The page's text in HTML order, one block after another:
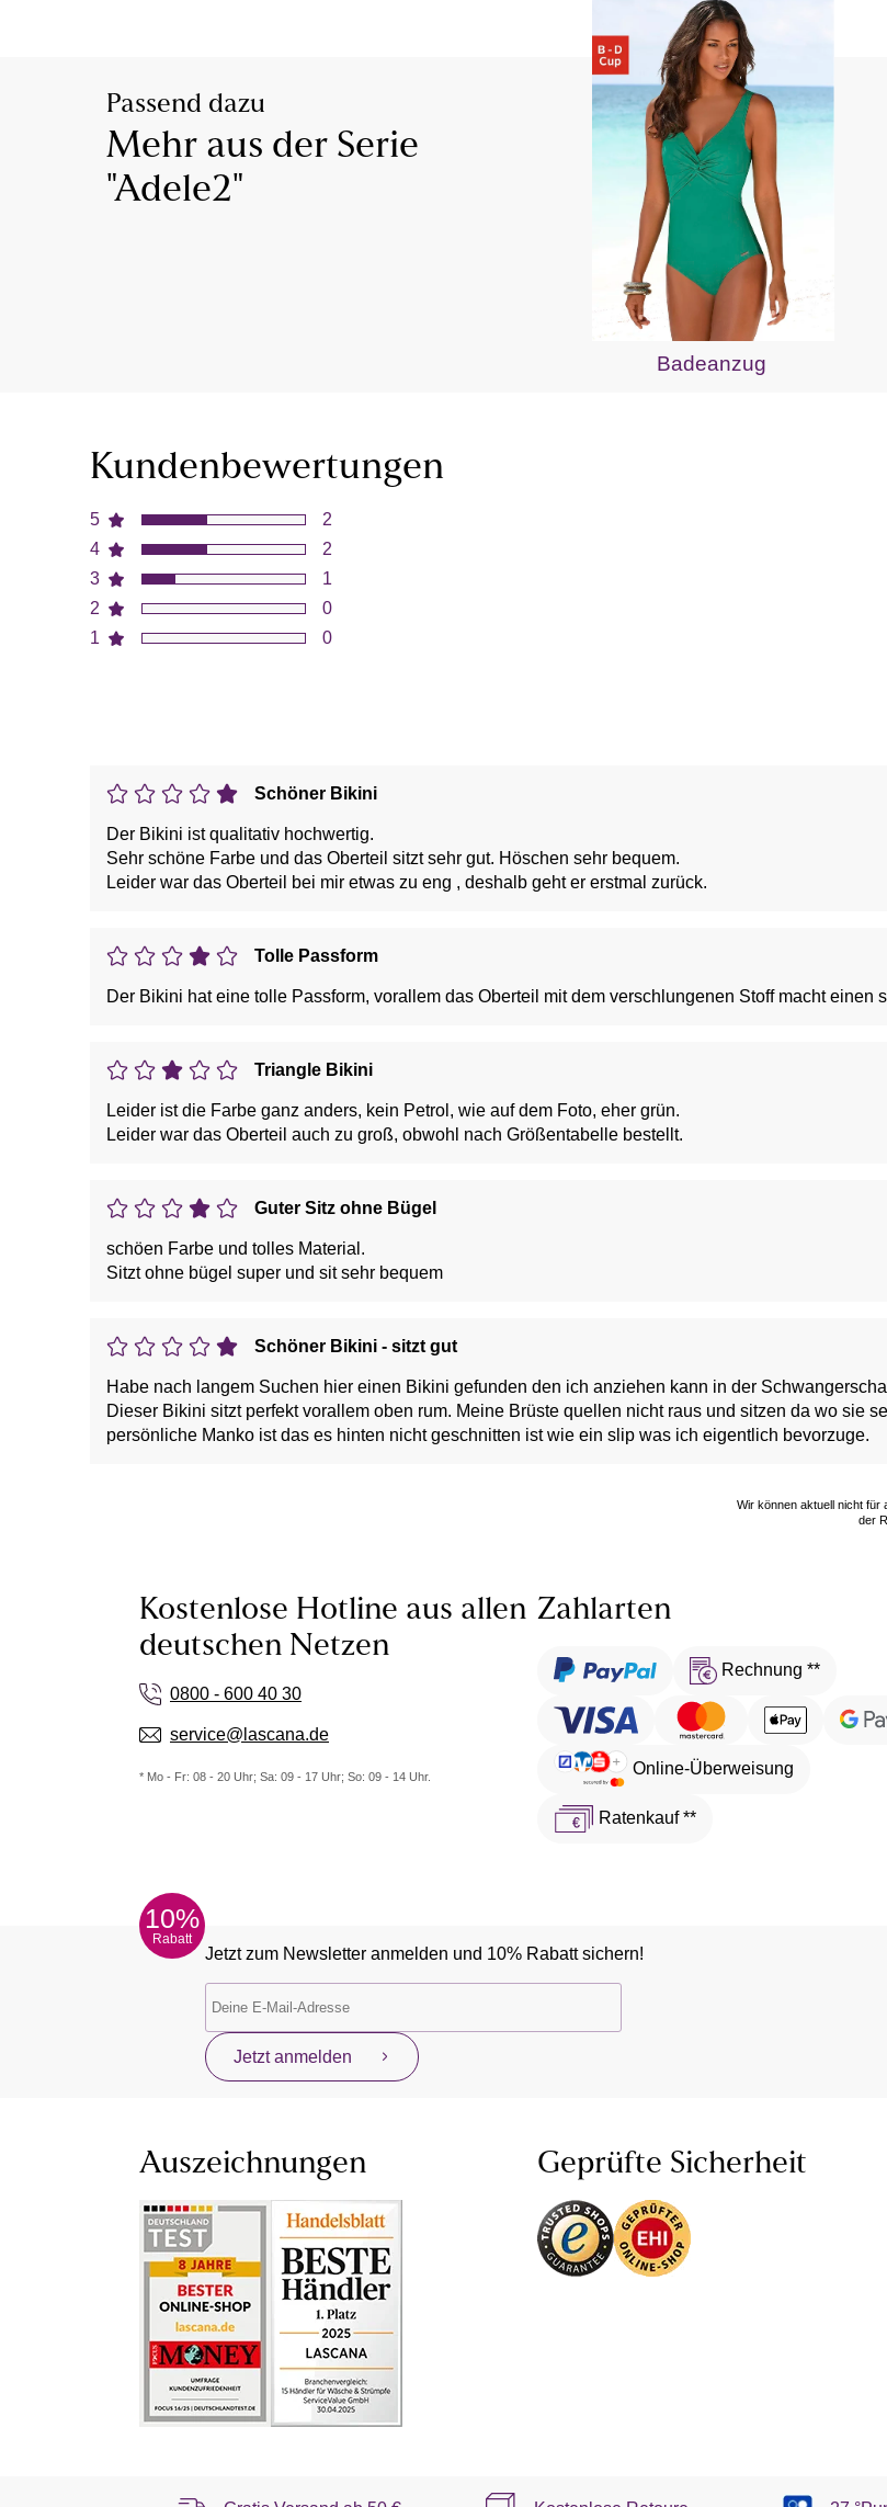
Passend dazu
Mehr aus der Serie
"Adele2"
Badeanzug
Kundenbewertungen
5
4
3
2
1
2
2
1
0
0
Schöner Bikini
Der Bikini ist qualitativ hochwertig.
Sehr schöne Farbe und das Oberteil sitzt sehr gut. Höschen sehr bequem.
Leider war das Oberteil bei mir etwas zu eng , deshalb geht er erstmal zurück.
Tolle Passform
Der Bikini hat eine tolle Passform, vorallem das Oberteil mit dem verschlungenen Stoff macht einen
Triangle Bikini
Leider ist die Farbe ganz anders, kein Petrol, wie auf dem Foto, eher grün.
Leider war das Oberteil auch zu groß, obwohl nach Größentabelle bestellt.
Guter Sitz ohne Bügel
schöen Farbe und tolles Material.
Sitzt ohne bügel super und sit sehr bequem
Schöner Bikini - sitzt gut
Habe nach langem Suchen hier einen Bikini gefunden den ich anziehen kann in der
Dieser Bikini sitzt perfekt vorallem oben rum. Meine Brüste quellen nicht raus und sitzen da wo sie
persönliche Manko ist das es hinten nicht geschnitten ist wie ein slip was ich eigentlich bevorzuge.
Wir können aktuell nicht für
der
Kostenlose Hotline aus allen
deutschen Netzen
0800 - 600 40 30
service@lascana.de
* Mo - Fr: 08 - 20 Uhr; Sa: 09 - 17 Uhr; So: 09 - 14 Uhr.
Zahlarten
Rechnung **
Online-Überweisung
Ratenkauf **
10%
Rabatt
Jetzt zum Newsletter anmelden und 10% Rabatt sichern!
Jetzt anmelden
Auszeichnungen Geprüfte Sicherheit